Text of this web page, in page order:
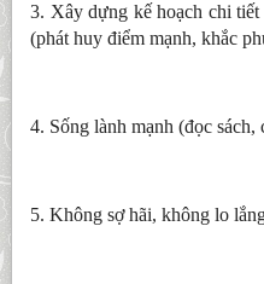
3. Xây dựng kế hoạch chi tiết
(phát huy điểm mạnh, khắc
4. Sống lành mạnh (đọc sách,
5. Không sợ hãi, không lo